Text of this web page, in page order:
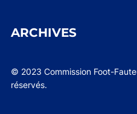
ARCHIVES
© 2023 Commission Foot-
réservés.